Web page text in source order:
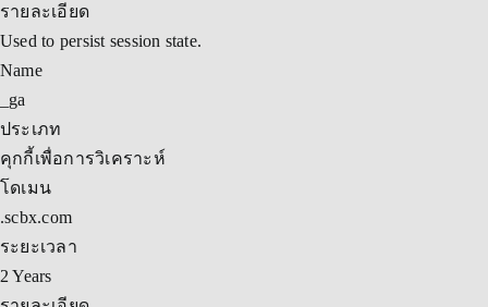
รายละเอียด
Used to persist session state.
Name
_ga
ประเภท
คุกกี้เพื่อการวิเคราะห์
โดเมน
.scbx.com
ระยะเวลา
2 Years